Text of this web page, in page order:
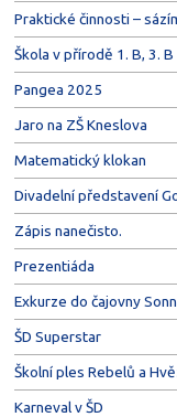
Praktické činnosti –
Škola v přírodě 1. B, 3. B
Pangea 2025
Jaro na ZŠ Kneslova
Matematický klokan
Divadelní představení
Zápis nanečisto.
Prezentiáda
Exkurze do čajovny
ŠD Superstar
Školní ples Rebelů a
Karneval v ŠD